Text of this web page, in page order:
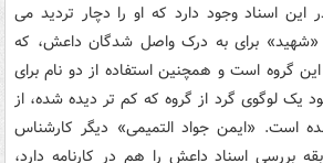
اسناد وجود دارد که او را دچار تردید می
«شهید» برای به درک واصل شدگان داعش، که
گروه است و همچنین استفاده از دو نام برای
یک لوگوی گرد از گروه که کم تر دیده شده، از
است. «ایمن جواد التمیمی» دیگر کارشناس
بررسی اسناد داعش را هم در کارنامه دارد،